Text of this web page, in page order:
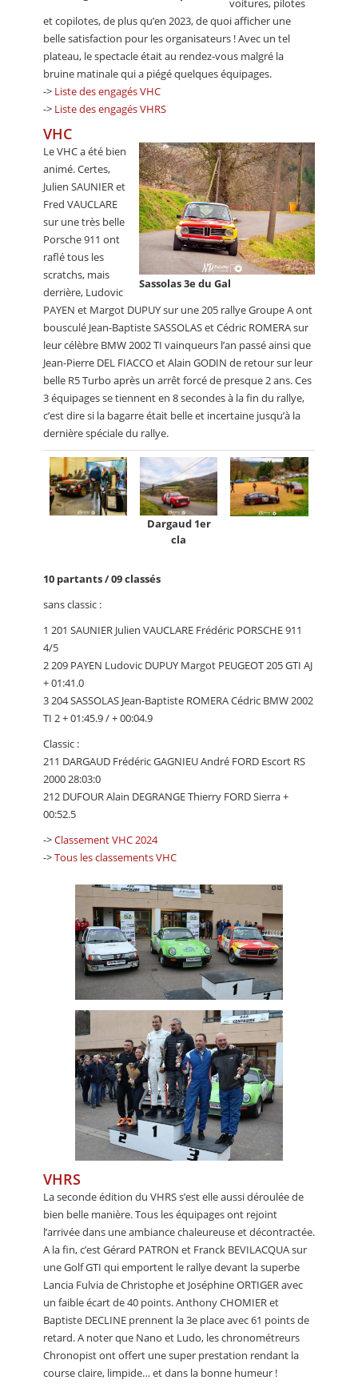
voitures, pilotes
et copilotes, de plus qu’en 2023, de quoi afficher une
belle satisfaction pour les organisateurs ! Avec un tel
plateau, le spectacle était au rendez-vous malgré la
bruine matinale qui a piégé quelques équipages.
-> Liste des engagés VHC
-> Liste des engagés VHRS
VHC
Sassolas 3e du Gal
Le VHC a été bien
animé. Certes,
Julien SAUNIER et
Fred VAUCLARE
sur une très belle
Porsche 911 ont
raflé tous les
scratchs, mais
derrière, Ludovic
PAYEN et Margot DUPUY sur une 205 rallye Groupe A ont
bousculé Jean-Baptiste SASSOLAS et Cédric ROMERA sur
leur célèbre BMW 2002 TI vainqueurs l’an passé ainsi que
Jean-Pierre DEL FIACCO et Alain GODIN de retour sur leur
belle R5 Turbo après un arrêt forcé de presque 2 ans. Ces
3 équipages se tiennent en 8 secondes à la fin du rallye,
c’est dire si la bagarre était belle et incertaine jusqu’à la
dernière spéciale du rallye.
Dargaud 1er
cla
10 partants / 09 classés
sans classic :
1 201 SAUNIER Julien VAUCLARE Frédéric PORSCHE 911
4/5
2 209 PAYEN Ludovic DUPUY Margot PEUGEOT 205 GTI AJ
+ 01:41.0
3 204 SASSOLAS Jean-Baptiste ROMERA Cédric BMW 2002
TI 2 + 01:45.9 / + 00:04.9
Classic :
211 DARGAUD Frédéric GAGNIEU André FORD Escort RS
2000 28:03:0
212 DUFOUR Alain DEGRANGE Thierry FORD Sierra +
00:52.5
->Classement VHC 2024
->Tous les classements VHC
VHRS
La seconde édition du VHRS s’est elle aussi déroulée de
bien belle manière. Tous les équipages ont rejoint
l’arrivée dans une ambiance chaleureuse et décontractée.
A la fin, c’est Gérard PATRON et Franck BEVILACQUA sur
une Golf GTI qui emportent le rallye devant la superbe
Lancia Fulvia de Christophe et Joséphine ORTIGER avec
un faible écart de 40 points. Anthony CHOMIER et
Baptiste DECLINE prennent la 3e place avec 61 points de
retard. A noter que Nano et Ludo, les chronométreurs
Chronopist ont offert une super prestation rendant la
course claire, limpide… et dans la bonne humeur !